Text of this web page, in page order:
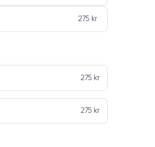
275 kr
275 kr
275 kr